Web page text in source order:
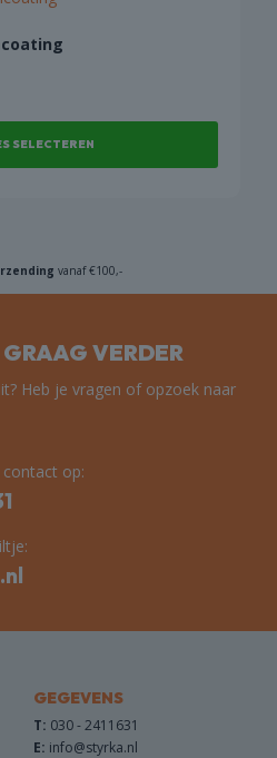
SELECTEREN
vanaf €100,-
VERDER
Heb je vragen of opzoek naar
op:
GEGEVENS
T: 030 - 2411631
E: info@styrka.nl